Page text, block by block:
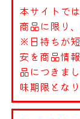
本サイトで
商品に限り
※日持ちが
安を商品情
品につきま
味期限となり